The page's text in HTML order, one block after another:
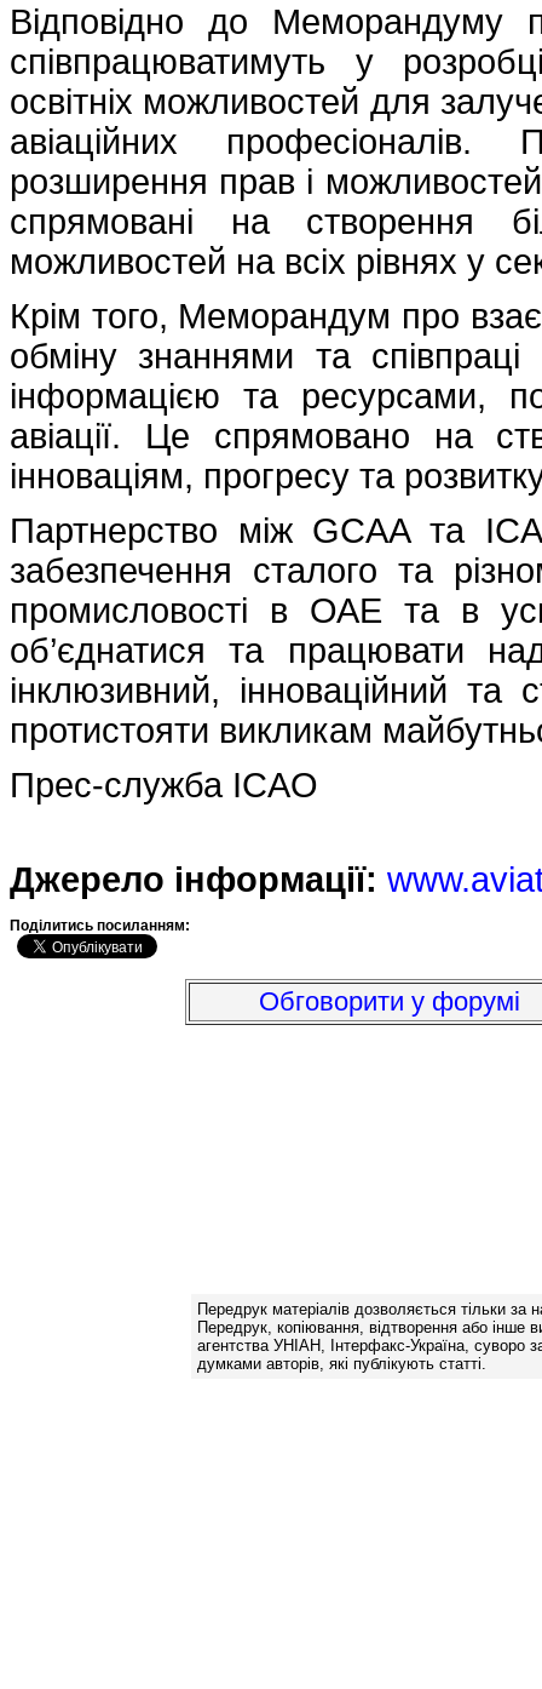
Відповідно до Меморандуму
співпрацюватимуть у
освітніх можливостей для
авіаційних професіоналів.
розширення прав і можливостей
спрямовані на створення
можливостей на всіх рівнях у
Крім того, Меморандум про
обміну знаннями та
інформацією та ресурсами,
авіації. Це спрямовано на
інноваціям, прогресу та
Партнерство між GCAA та
забезпечення сталого та
промисловості в ОАЕ та в
об’єднатися та працювати
інклюзивний, інноваційний та
протистояти викликам
Прес-служба ICAO
Джерело інформації:
Подiлитись посиланням:
Обговорити у форумі
Передрук матеріалів дозволяється тільки за
Передрук, копіювання, відтворення або інше
агентства УНІАН, Інтерфакс-Україна, суворо
думками авторів, які публікують статті.